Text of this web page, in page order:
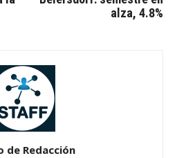
alza, 4.8%
de Redacción